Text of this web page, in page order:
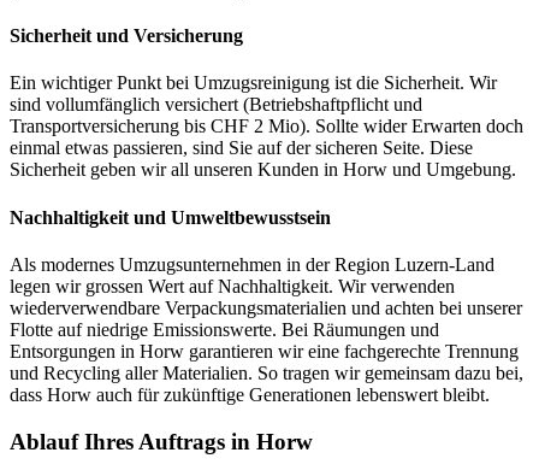
Sicherheit und Versicherung
Ein wichtiger Punkt bei Umzugsreinigung ist die Sicherheit. Wir
sind vollumfänglich versichert (Betriebshaftpflicht und
Transportversicherung bis CHF 2 Mio). Sollte wider Erwarten doch
einmal etwas passieren, sind Sie auf der sicheren Seite. Diese
Sicherheit geben wir all unseren Kunden in Horw und Umgebung.
Nachhaltigkeit und Umweltbewusstsein
Als modernes Umzugsunternehmen in der Region Luzern-Land
legen wir grossen Wert auf Nachhaltigkeit. Wir verwenden
wiederverwendbare Verpackungsmaterialien und achten bei unserer
Flotte auf niedrige Emissionswerte. Bei Räumungen und
Entsorgungen in Horw garantieren wir eine fachgerechte Trennung
und Recycling aller Materialien. So tragen wir gemeinsam dazu bei,
dass Horw auch für zukünftige Generationen lebenswert bleibt.
Ablauf Ihres Auftrags in Horw